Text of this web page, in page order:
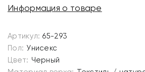
Информация о товаре
Артикул: 65-293
Пол: Унисекс
Цвет: Черный